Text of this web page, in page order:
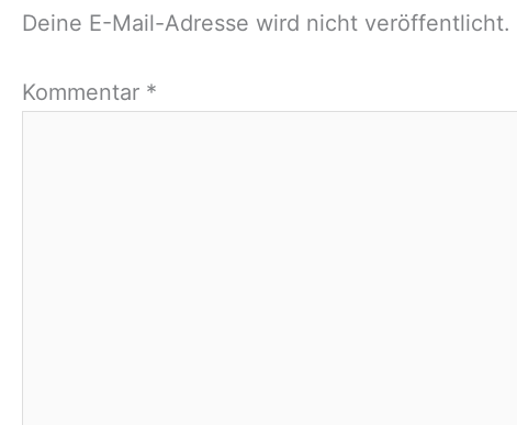
Deine E-Mail-Adresse wird nicht veröffentlicht.
Kommentar *